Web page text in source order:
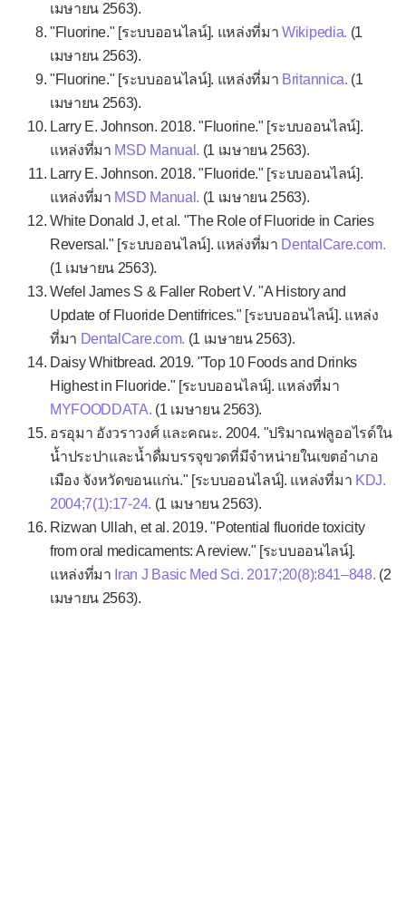
เมษายน 2563).
"Fluorine." [ระบบออนไลน์]. แหล่งที่มาWikipedia. (1
เมษายน 2563).
"Fluorine." [ระบบออนไลน์]. แหล่งที่มา Britannica. (1
เมษายน 2563).
Larry E. Johnson. 2018. "Fluorine." [ระบบออนไลน์].
แหล่งที่มา MSD Manual. (1 เมษายน 2563).
Larry E. Johnson. 2018. "Fluoride." [ระบบออนไลน์].
แหล่งที่มา MSD Manual. (1 เมษายน 2563).
White Donald J, et al. "The Role of Fluoride in Caries
Reversal." [ระบบออนไลน์]. แหล่งที่มา DentalCare.com.
(1 เมษายน 2563).
Wefel James S & Faller Robert V. "A History and
Update of Fluoride Dentifrices." [ระบบออนไลน์]. แหล่ง
ที่มา DentalCare.com. (1 เมษายน 2563).
Daisy Whitbread. 2019. "Top 10 Foods and Drinks
Highest in Fluoride." [ระบบออนไลน์]. แหล่งที่มา
MYFOODDATA. (1 เมษายน 2563).
อรอุมา อังวราวงศ์ และคณะ. 2004. "ปริมาณฟลูออไรด์ใน
น้ำประปาและน้ำดื่มบรรจุขวดที่มีจำหน่ายในเขตอำเภอ
เมือง จังหวัดขอนแก่น." [ระบบออนไลน์]. แหล่งที่มา KDJ.
2004;7(1):17-24. (1 เมษายน 2563).
Rizwan Ullah, et al. 2019. "Potential fluoride toxicity
from oral medicaments: A review." [ระบบออนไลน์].
แหล่งที่มา Iran J Basic Med Sci. 2017;20(8):841–848. (2
เมษายน 2563).